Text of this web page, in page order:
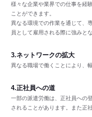
様々な企業や業界での仕事を経
ことができます。
異なる環境での作業を通じて、
員として雇用される際に強みと
3.ネットワークの拡大
異なる職場で働くことにより、
4.正社員への道
一部の派遣労働は、正社員への
されることがあります。また正